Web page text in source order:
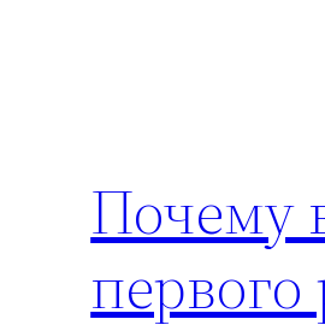
Почему
первого